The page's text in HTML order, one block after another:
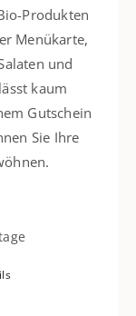
Produkten
Menükarte,
und
kaum
Gutschein
Sie Ihre